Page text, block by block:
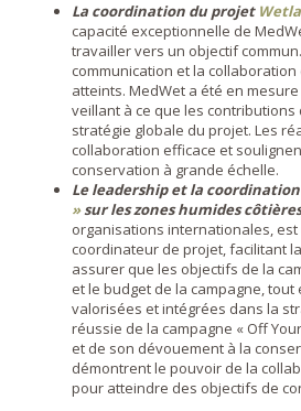
La coordination du projet
capacité exceptionnelle de
travailler vers un objectif
communication et la
atteints. MedWet a été en
veillant à ce que les
stratégie globale du projet. Les
collaboration efficace et
conservation à grande échelle.
Le leadership et la
»sur les zones humides
organisations internationales,
coordinateur de projet, facilitant
assurer que les objectifs de la
et le budget de la campagne,
valorisées et intégrées dans la
réussie de la campagne « Off
et de son dévouement à la
démontrent le pouvoir de la
pour atteindre des objectifs de